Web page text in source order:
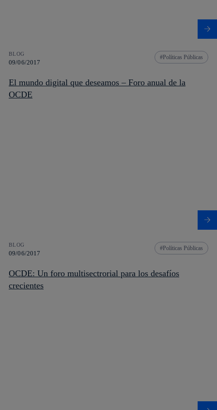
BLOG
09/06/2017
Políticas Públicas
El mundo digital que deseamos – Foro anual de la
OCDE
BLOG
09/06/2017
Políticas Públicas
OCDE: Un foro multisectrorial para los desafíos
crecientes